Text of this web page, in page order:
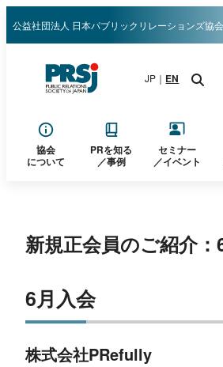
公益社団法人 日本パブリックリレーションズ協会
JP｜ EN
協会
について
PRを知る
／事例
セミナー
／イベント
新規正会員のご紹介：
6月入会
株式会社PRefully